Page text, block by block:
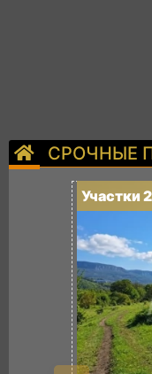
СРОЧНЫЕ
Участки